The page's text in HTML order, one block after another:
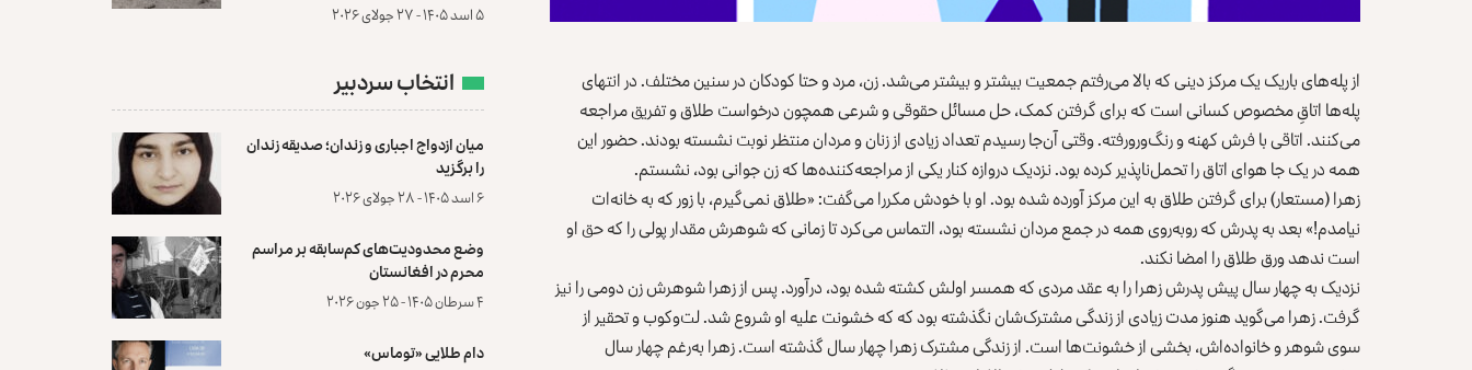
از پله‌های باریک یک مرکز دینی که بالا می‌رفتم جمعیت بیشتر و بیشتر می‌شد. زن، مرد و حتا کودکان در سنین مختلف. در انتهای
پله‌ها اتاقِ مخصوص کسانی است که برای گرفتن کمک، حل مسائل حقوقی و شرعی همچون درخواست طلاق و تفریق مراجعه
می‌کنند. اتاقی با فرش کهنه و رنگ‌ورورفته. وقتی آن‌جا رسیدم تعداد زیادی از زنان و مردان منتظر نوبت‌ نشسته بودند. حضور این
همه در یک جا هوای اتاق را تحمل‌ناپذیر کرده بود. نزدیک دروازه کنار یکی از مراجعه‌کننده‌ها‌ که زن جوانی بود، نشستم.
زهرا (مستعار) برای گرفتن طلاق به این مرکز آورده شده بود. او با خودش مکررا می‌گفت: «طلاق نمی‌گیرم، با زور که به خانه‌‌ات
نیامدم!» بعد به پدرش که روبه‌روی همه در جمع مردان نشسته بود، التماس می‌کرد تا زمانی که شوهرش مقدار پولی را که حق او
است ندهد ورق طلاق را امضا نکند.
نزدیک به چهار سال پیش پدرش زهرا را به عقد مردی که همسر اولش کشته شده بود، درآورد. پس از زهرا شوهرش زن دومی را نیز
گرفت. زهرا می‌گوید هنوز مدت زیادی از زندگی مشترک‌شان نگذشته بود که که خشونت علیه او شروع شد. لت‌وکوب و تحقیر از
سوی شوهر و خانواده‌اش، بخشی از خشونت‌ها است. از زندگی مشترک زهرا چهار سال گذشته است. زهرا به‌رغم چهار سال
۵ اسد ۱۴۰۵ - ۲۷ جولای ۲۰۲۶
انتخاب سردبیر
میان ازدواج اجباری و زندان؛ صدیقه زندان
را برگزید
۶ اسد ۱۴۰۵ - ۲۸ جولای ۲۰۲۶
وضع محدودیت‌های کم‌سابقه بر مراسم
محرم در افغانستان
۴ سرطان ۱۴۰۵ - ۲۵ جون ۲۰۲۶
دام طلایی «توماس»